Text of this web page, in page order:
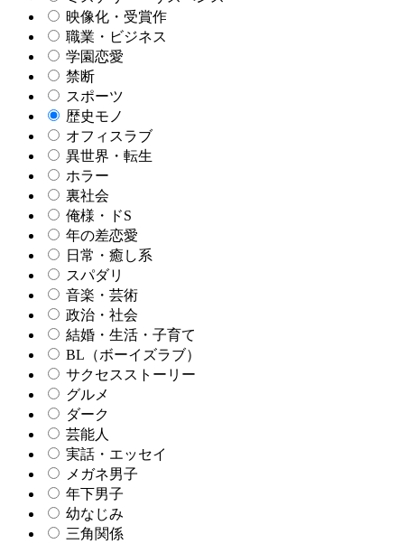
映像化・受賞作
職業・ビジネス
学園恋愛
禁断
スポーツ
歴史モノ
オフィスラブ
異世界・転生
ホラー
裏社会
俺様・ドS
年の差恋愛
日常・癒し系
スパダリ
音楽・芸術
政治・社会
結婚・生活・子育て
BL（ボーイズラブ）
サクセスストーリー
グルメ
ダーク
芸能人
実話・エッセイ
メガネ男子
年下男子
幼なじみ
三角関係